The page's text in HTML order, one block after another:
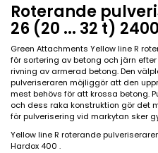
Roterande
26 (20 ... 32 t)
Green Attachments Yellow line R
för sortering av betong och järn
rivning av armerad betong. Den
pulveriseraren möjliggör att den
mest behövs för att krossa betong.
och dess raka konstruktion gör det
för pulverisering vid markytan sker
Yellow line R roterande
Hardox 400 .